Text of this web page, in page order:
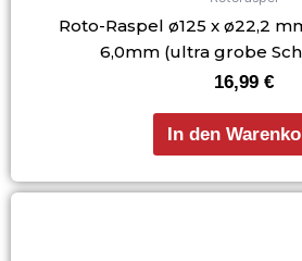
Roto-Raspel ø125 x ø22,2
6,0mm (ultra grobe
16,99 €
In den